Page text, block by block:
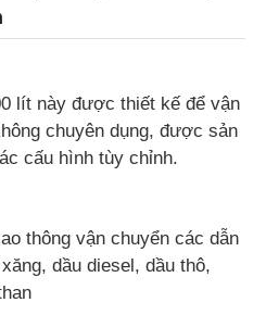
lít này được thiết kế để vận
chuyên dụng, được sản
cấu hình tùy chỉnh.
thông vận chuyển các dẫn
dầu diesel, dầu thô,